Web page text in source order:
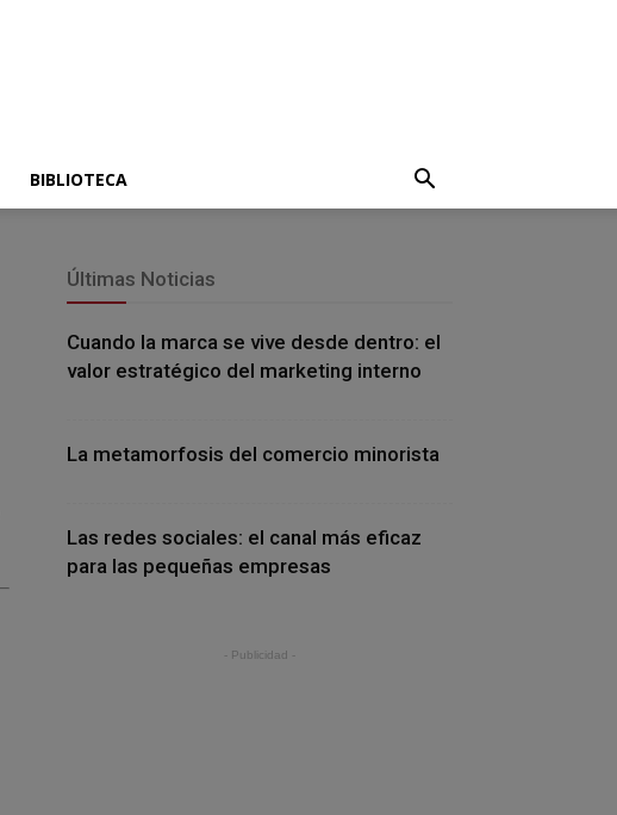
BIBLIOTECA
Últimas Noticias
Cuando la marca se vive desde dentro: el
valor estratégico del marketing interno
La metamorfosis del comercio minorista
Las redes sociales: el canal más eficaz
para las pequeñas empresas
- Publicidad -